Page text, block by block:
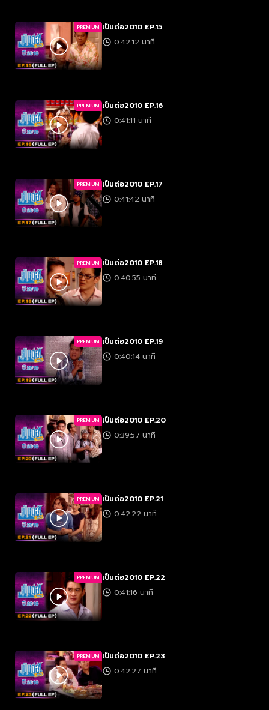
PREMIUM เป็นต่อ2010 EP.15
0:42:12 นาที
PREMIUM เป็นต่อ2010 EP.16
0:41:11 นาที
PREMIUM เป็นต่อ2010 EP.17
0:41:42 นาที
PREMIUM เป็นต่อ2010 EP.18
0:40:55 นาที
PREMIUM เป็นต่อ2010 EP.19
0:40:14 นาที
PREMIUM เป็นต่อ2010 EP.20
0:39:57 นาที
PREMIUM เป็นต่อ2010 EP.21
0:42:22 นาที
PREMIUM เป็นต่อ2010 EP.22
0:41:16 นาที
PREMIUM เป็นต่อ2010 EP.23
0:42:27 นาที